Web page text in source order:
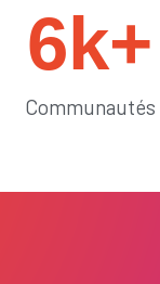
6k+
Communautés